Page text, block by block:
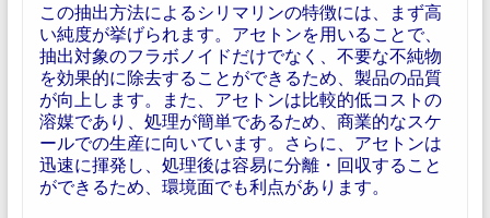
この抽出方法によるシリマリンの特徴には、まず高
い純度が挙げられます。アセトンを用いることで、
抽出対象のフラボノイドだけでなく、不要な不純物
を効果的に除去することができるため、製品の品質
が向上します。また、アセトンは比較的低コストの
溶媒であり、処理が簡単であるため、商業的なスケ
ールでの生産に向いています。さらに、アセトンは
迅速に揮発し、処理後は容易に分離・回収すること
ができるため、環境面でも利点があります。